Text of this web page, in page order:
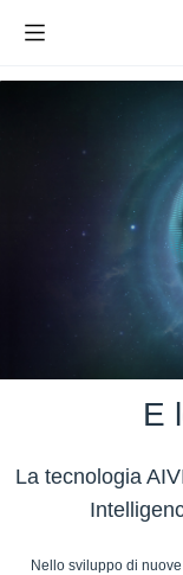
E
La tecnologia
Nello sviluppo di